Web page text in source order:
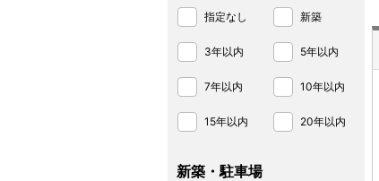
指定なし 新築
3年以内 5年以内
7年以内 10年以内
15年以内 20年以内
新築・駐車場